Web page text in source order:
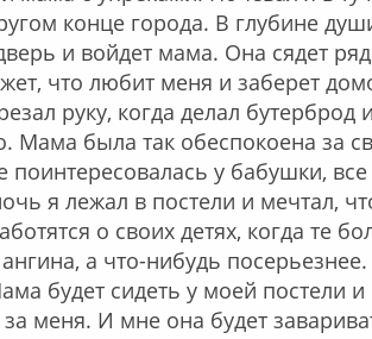
конце города. В глубине
и войдет мама. Она сядет
что любит меня и заберет
руку, когда делал бутерброд
Мама была так обеспокоена за
поинтересовалась у бабушки,
я лежал в постели и мечтал,
о своих детях, когда те
а что-нибудь
будет сидеть у моей постели
меня. И мне она будет